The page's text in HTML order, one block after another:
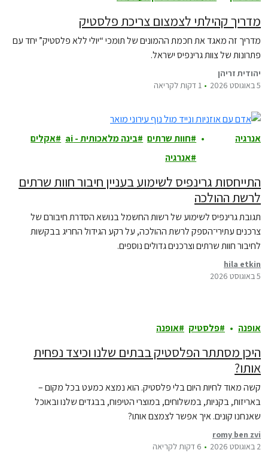
מדריך קהילתי לצמצום צריכת פלסטיק
מדריך זה מאגד את חכמת ההמונים של תומכי “יולי ללא פלסטיק” יחד עם
פתרונות של צוות גרינפיס ישראל.
יהודית זריהן
5 באוגוסט 2026
1 דקות לקריאה
אנרגיה
חוות שרתים בינה מלאכותית - ai
אקלים
אנרגיה
התייחסות גרינפיס לשימוע בעניין חיבור חוות שרתים
לרשת ההולכה
תגובת גרינפיס לשימוע של רשות החשמל בנושא הסדרת חיבורם של
צרכנים עתירי־הספק לרשת ההולכה, על רקע הגידול החריג בבקשות
לחיבור חוות שרתים וצרכנים גדולים נוספים.
hila etkin
5 באוגוסט 2026
אופנה פלסטיק אופנה
היכן מסתתר הפלסטיק בבתים שלנו וכיצד נפחית
אותו?
קשה מאוד לחיות היום בלי פלסטיק. הוא נמצא כמעט בכל מקום –
באריזות, בקניות, במשלוחים, במוצרי הטיפוח, בבגדים שלנו ובאוכל
שאנחנו קונים. איך אפשר לצמצם אותו?
romy ben zvi
2 באוגוסט 2026
6 דקות לקריאה